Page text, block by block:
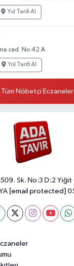
Yol Tarifi Al
cad. No:42 A
Yol Tarifi Al
Tüm Nöbetçi Eczaneler
509. Sk. No:3 D:2
[email protected]